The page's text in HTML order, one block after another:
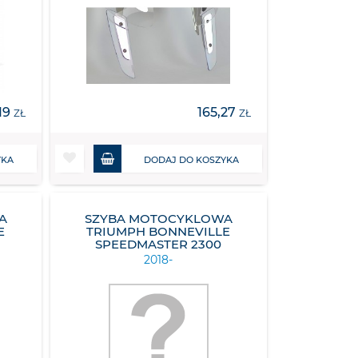
ZŁ 165,27ZŁ
DODAJ DO KOSZYKA
SZYBA MOTOCYKLOWA
TRIUMPH BONNEVILLE
SPEEDMASTER 2300
2018-